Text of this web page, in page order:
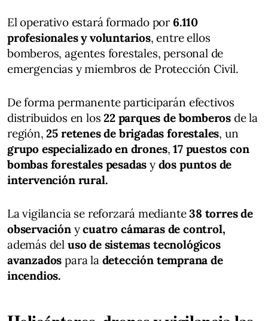
El operativo estará formado por 6.110
profesionales y voluntarios, entre ellos
bomberos, agentes forestales, personal de
emergencias y miembros de Protección Civil.
De forma permanente participarán efectivos
distribuidos en los22 parques de bomberos de la
región,25 retenes de brigadas forestales, un
grupo especializado en drones,17 puestos con
bombas forestales pesadas y dos puntos de
intervención rural.
La vigilancia se reforzará mediante38 torres de
observaciónycuatro cámaras de control,
además del uso de sistemas tecnológicos
avanzados para la detección temprana de
incendios.